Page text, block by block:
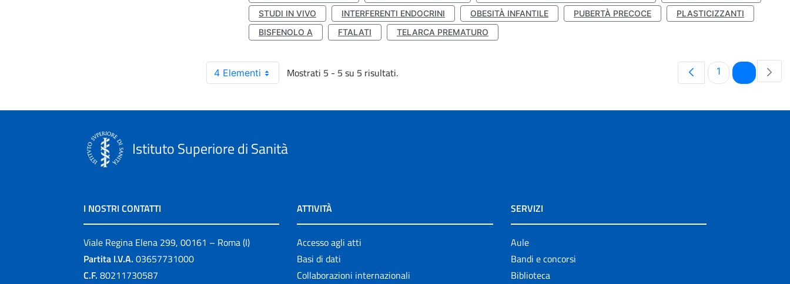
STUDI IN VIVO
INTERFERENTI ENDOCRINI OBESITÀ INFANTILE PUBERTÀ PRECOCE
PLASTICIZZANTI
BISFENOLO A
FTALATI TELARCA PREMATURO
4 Elementi Mostrati 5 - 5 su 5 risultati. Pagina
1 Pagina
Istituto Superiore di Sanità
I NOSTRI CONTATTI
Viale Regina Elena 299, 00161 – Roma (I)
Partita I.V.A. 03657731000
C.F. 80211730587
ATTIVITÀ
Accesso agli atti
Basi di dati
Collaborazioni internazionali
SERVIZI
Aule
Bandi e concorsi
Biblioteca